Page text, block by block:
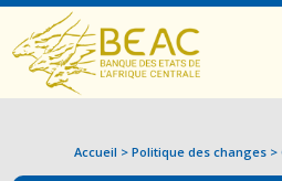
Accueil > Politique des changes>